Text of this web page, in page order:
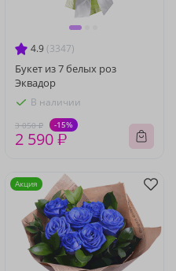
4.9 (3347)
Букет из 7 белых роз
Эквадор
В наличии
3 050 ₽ -15%
2 590 ₽
Акция